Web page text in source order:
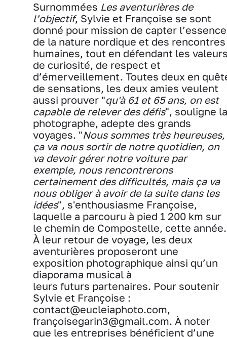
Surnommées Les aventurières de
l’objectif, Sylvie et Françoise se sont
donné pour mission de capter l’essence
de la nature nordique et des rencontres
humaines, tout en défendant les
de curiosité, de respect et
d’émerveillement. Toutes deux en
de sensations, les deux amies veulent
aussi prouver "qu'à 61 et 65 ans, on est
capable de relever des défis", souligne la
photographe, adepte des grands
voyages. "Nous sommes très heureuses,
ça va nous sortir de notre quotidien, on
va devoir gérer notre voiture par
exemple, nous rencontrerons
certainement des difficultés, mais ça va
nous obliger à avoir de la suite dans les
idées", s'enthousiasme Françoise,
laquelle a parcouru à pied 1 200 km sur
le chemin de Compostelle, cette année.
À leur retour de voyage, les deux
aventurières proposeront une
exposition photographique ainsi qu’un
diaporama musical à
leurs futurs partenaires. Pour soutenir
Sylvie et Françoise :
contact@eucleiaphoto.com,
françoisegarin3@gmail.com. À noter
que les entreprises bénéficient d’une